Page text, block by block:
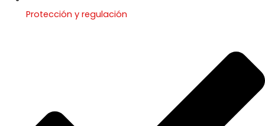
Protección y regulación